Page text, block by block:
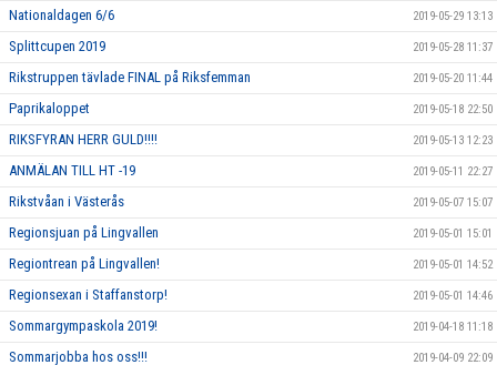
Nationaldagen 6/6 2019-05-29 13:13
Splittcupen 2019 2019-05-28 11:37
Rikstruppen tävlade FINAL på Riksfemman 2019-05-20 11:44
Paprikaloppet 2019-05-18 22:50
RIKSFYRAN HERR GULD!!!! 2019-05-13 12:23
ANMÄLAN TILL HT -19 2019-05-11 22:27
Rikstvåan i Västerås 2019-05-07 15:07
Regionsjuan på Lingvallen 2019-05-01 15:01
Regiontrean på Lingvallen! 2019-05-01 14:52
Regionsexan i Staffanstorp! 2019-05-01 14:46
Sommargympaskola 2019! 2019-04-18 11:18
Sommarjobba hos oss!!! 2019-04-09 22:09